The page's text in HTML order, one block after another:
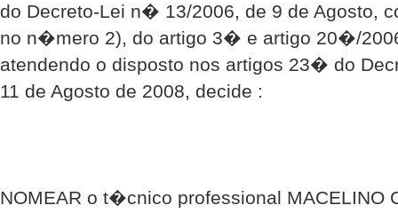
do Decreto-Lei n� 13/2006, de 9 de Agosto,
no n�mero 2), do artigo 3� e artigo 20�/
atendendo o disposto nos artigos 23� do
11 de Agosto de 2008, decide :
NOMEAR o t�cnico professional MACELINO